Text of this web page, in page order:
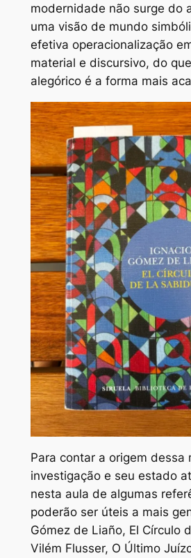
modernidade não surge do
uma visão de mundo
efetiva operacionalização
material e discursivo, do
alegóricoé a forma mais
Para contar a origem dessa
investigação e seu estado
nesta aula de algumas
poderão ser úteis a mais
Gómez de Liaño, El Círculo
Vilém Flusser, O Último